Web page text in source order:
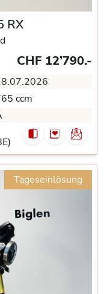
RX
CHF 12’790.-
ccm
Tageseinlösung